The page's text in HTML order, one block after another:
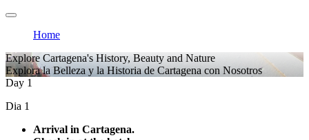
Home
Explore Cartagena's History, Beauty and Nature
Explora la Belleza y la Historia de Cartagena con Nosotros
Day 1
Dia 1
Arrival in Cartagena.